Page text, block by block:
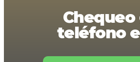
teléfono